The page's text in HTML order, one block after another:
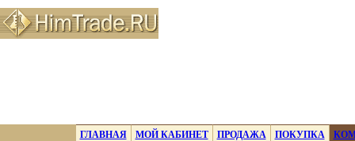
ГЛАВНАЯ МОЙ КАБИНЕТ ПРОДАЖА ПОКУПКА